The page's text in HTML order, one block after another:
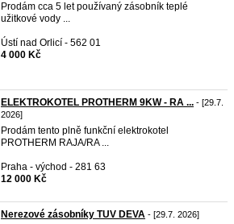
Prodám cca 5 let používaný zásobník teplé
užitkové vody ...
Ústí nad Orlicí - 562 01
4 000 Kč
ELEKTROKOTEL PROTHERM 9KW - RA ... - [29.7.
2026]
Prodám tento plně funkční elektrokotel
PROTHERM RAJA/RA ...
Praha - východ - 281 63
12 000 Kč
Nerezové zásobníky TUV DEVA - [29.7. 2026]